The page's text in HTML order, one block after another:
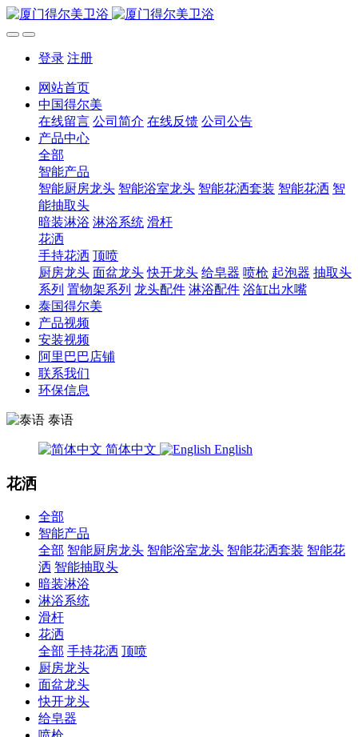
登录 注册
网站首页
中国得尔美
在线留言 公司简介 在线反馈 公司公告
产品中心
全部
智能产品
智能厨房龙头 智能浴室龙头 智能花洒套装 智能花洒 智
能抽取头
暗装淋浴 淋浴系统 滑杆
花洒
手持花洒 顶喷
厨房龙头 面盆龙头 快开龙头 给皂器 喷枪 起泡器 抽取头
系列 置物架系列 龙头配件 淋浴配件 浴缸出水嘴
泰国得尔美
产品视频
安装视频
阿里巴巴店铺
联系我们
环保信息
泰语
简体中文 English
花洒
全部
智能产品
全部 智能厨房龙头 智能浴室龙头 智能花洒套装 智能花
洒 智能抽取头
暗装淋浴
淋浴系统
滑杆
花洒
全部 手持花洒 顶喷
厨房龙头
面盆龙头
快开龙头
给皂器